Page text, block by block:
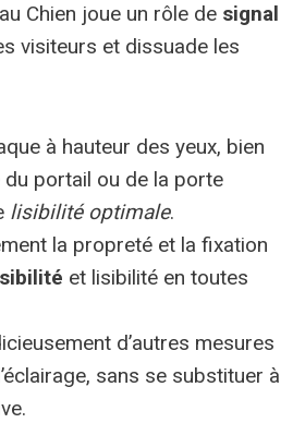
Chien joue un rôle de signal
visiteurs et dissuade les
à hauteur des yeux, bien
portail ou de la porte
lisibilité optimale.
la propreté et la fixation
et lisibilité en toutes
d’autres mesures
sans se substituer à